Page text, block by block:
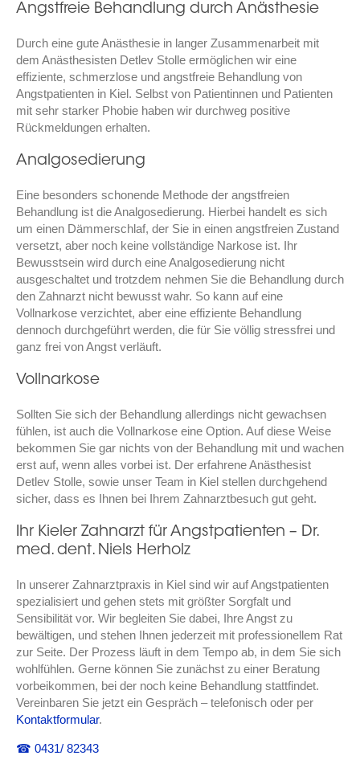
Angstfreie Behandlung durch Anästhesie
Durch eine gute Anästhesie in langer Zusammenarbeit mit
dem Anästhesisten Detlev Stolle ermöglichen wir eine
effiziente, schmerzlose und angstfreie Behandlung von
Angstpatienten in Kiel. Selbst von Patientinnen und Patienten
mit sehr starker Phobie haben wir durchweg positive
Rückmeldungen erhalten.
Analgosedierung
Eine besonders schonende Methode der angstfreien
Behandlung ist die Analgosedierung. Hierbei handelt es sich
um einen Dämmerschlaf, der Sie in einen angstfreien Zustand
versetzt, aber noch keine vollständige Narkose ist. Ihr
Bewusstsein wird durch eine Analgosedierung nicht
ausgeschaltet und trotzdem nehmen Sie die Behandlung durch
den Zahnarzt nicht bewusst wahr. So kann auf eine
Vollnarkose verzichtet, aber eine effiziente Behandlung
dennoch durchgeführt werden, die für Sie völlig stressfrei und
ganz frei von Angst verläuft.
Vollnarkose
Sollten Sie sich der Behandlung allerdings nicht gewachsen
fühlen, ist auch die Vollnarkose eine Option. Auf diese Weise
bekommen Sie gar nichts von der Behandlung mit und wachen
erst auf, wenn alles vorbei ist. Der erfahrene Anästhesist
Detlev Stolle, sowie unser Team in Kiel stellen durchgehend
sicher, dass es Ihnen bei Ihrem Zahnarztbesuch gut geht.
Ihr Kieler Zahnarzt für Angstpatienten – Dr.
med. dent. Niels Herholz
In unserer Zahnarztpraxis in Kiel sind wir auf Angstpatienten
spezialisiert und gehen stets mit größter Sorgfalt und
Sensibilität vor. Wir begleiten Sie dabei, Ihre Angst zu
bewältigen, und stehen Ihnen jederzeit mit professionellem Rat
zur Seite. Der Prozess läuft in dem Tempo ab, in dem Sie sich
wohlfühlen. Gerne können Sie zunächst zu einer Beratung
vorbeikommen, bei der noch keine Behandlung stattfindet.
Vereinbaren Sie jetzt ein Gespräch – telefonisch oder per
Kontaktformular.
☎ 0431/ 82343